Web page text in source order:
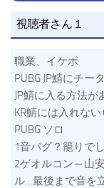
視聴者さん１
職業、イケボ
PUBG JP鯖にチー
JP鯖に入る方法が
KR鯖には入れな
PUBG ソロ
1音バグ？籠りで
2ゲオルコン～山
ル…最後まで音を